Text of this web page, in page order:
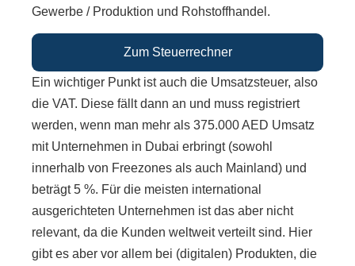
Gewerbe / Produktion und Rohstoffhandel.
Zum Steuerrechner
Ein wichtiger Punkt ist auch die Umsatzsteuer, also
die VAT. Diese fällt dann an und muss registriert
werden, wenn man mehr als 375.000 AED Umsatz
mit Unternehmen in Dubai erbringt (sowohl
innerhalb von Freezones als auch Mainland) und
beträgt 5 %. Für die meisten international
ausgerichteten Unternehmen ist das aber nicht
relevant, da die Kunden weltweit verteilt sind. Hier
gibt es aber vor allem bei (digitalen) Produkten, die